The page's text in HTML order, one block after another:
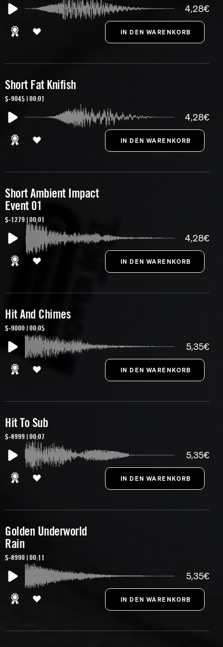
4,28€
Short Fat Knifish
S-9045 | 00:01
4,28€
Short Ambient Impact
Event 01
S-1279 | 00:01
4,28€
Hit And Chimes
S-9000 | 00:05
5,35€
Hit To Sub
S-8999 | 00:07
5,35€
Golden Underworld
Rain
S-8990 | 00:11
5,35€